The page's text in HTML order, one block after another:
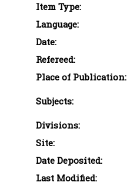
Item Type:
Language:
Date:
Refereed:
Place of Publication:
Subjects:
Divisions:
Site:
Date Deposited:
Last Modified: